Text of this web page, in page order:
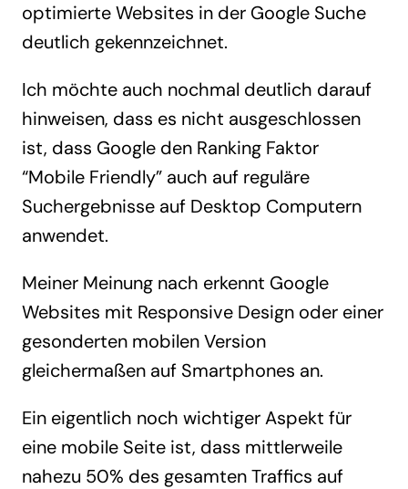
optimierte Websites in der Google Suche
deutlich gekennzeichnet.
Ich möchte auch nochmal deutlich darauf
hinweisen, dass es nicht ausgeschlossen
ist, dass Google den Ranking Faktor
“Mobile Friendly” auch auf reguläre
Suchergebnisse auf Desktop Computern
anwendet.
Meiner Meinung nach erkennt Google
Websites mit Responsive Design oder einer
gesonderten mobilen Version
gleichermaßen auf Smartphones an.
Ein eigentlich noch wichtiger Aspekt für
eine mobile Seite ist, dass mittlerweile
nahezu 50% des gesamten Traffics auf